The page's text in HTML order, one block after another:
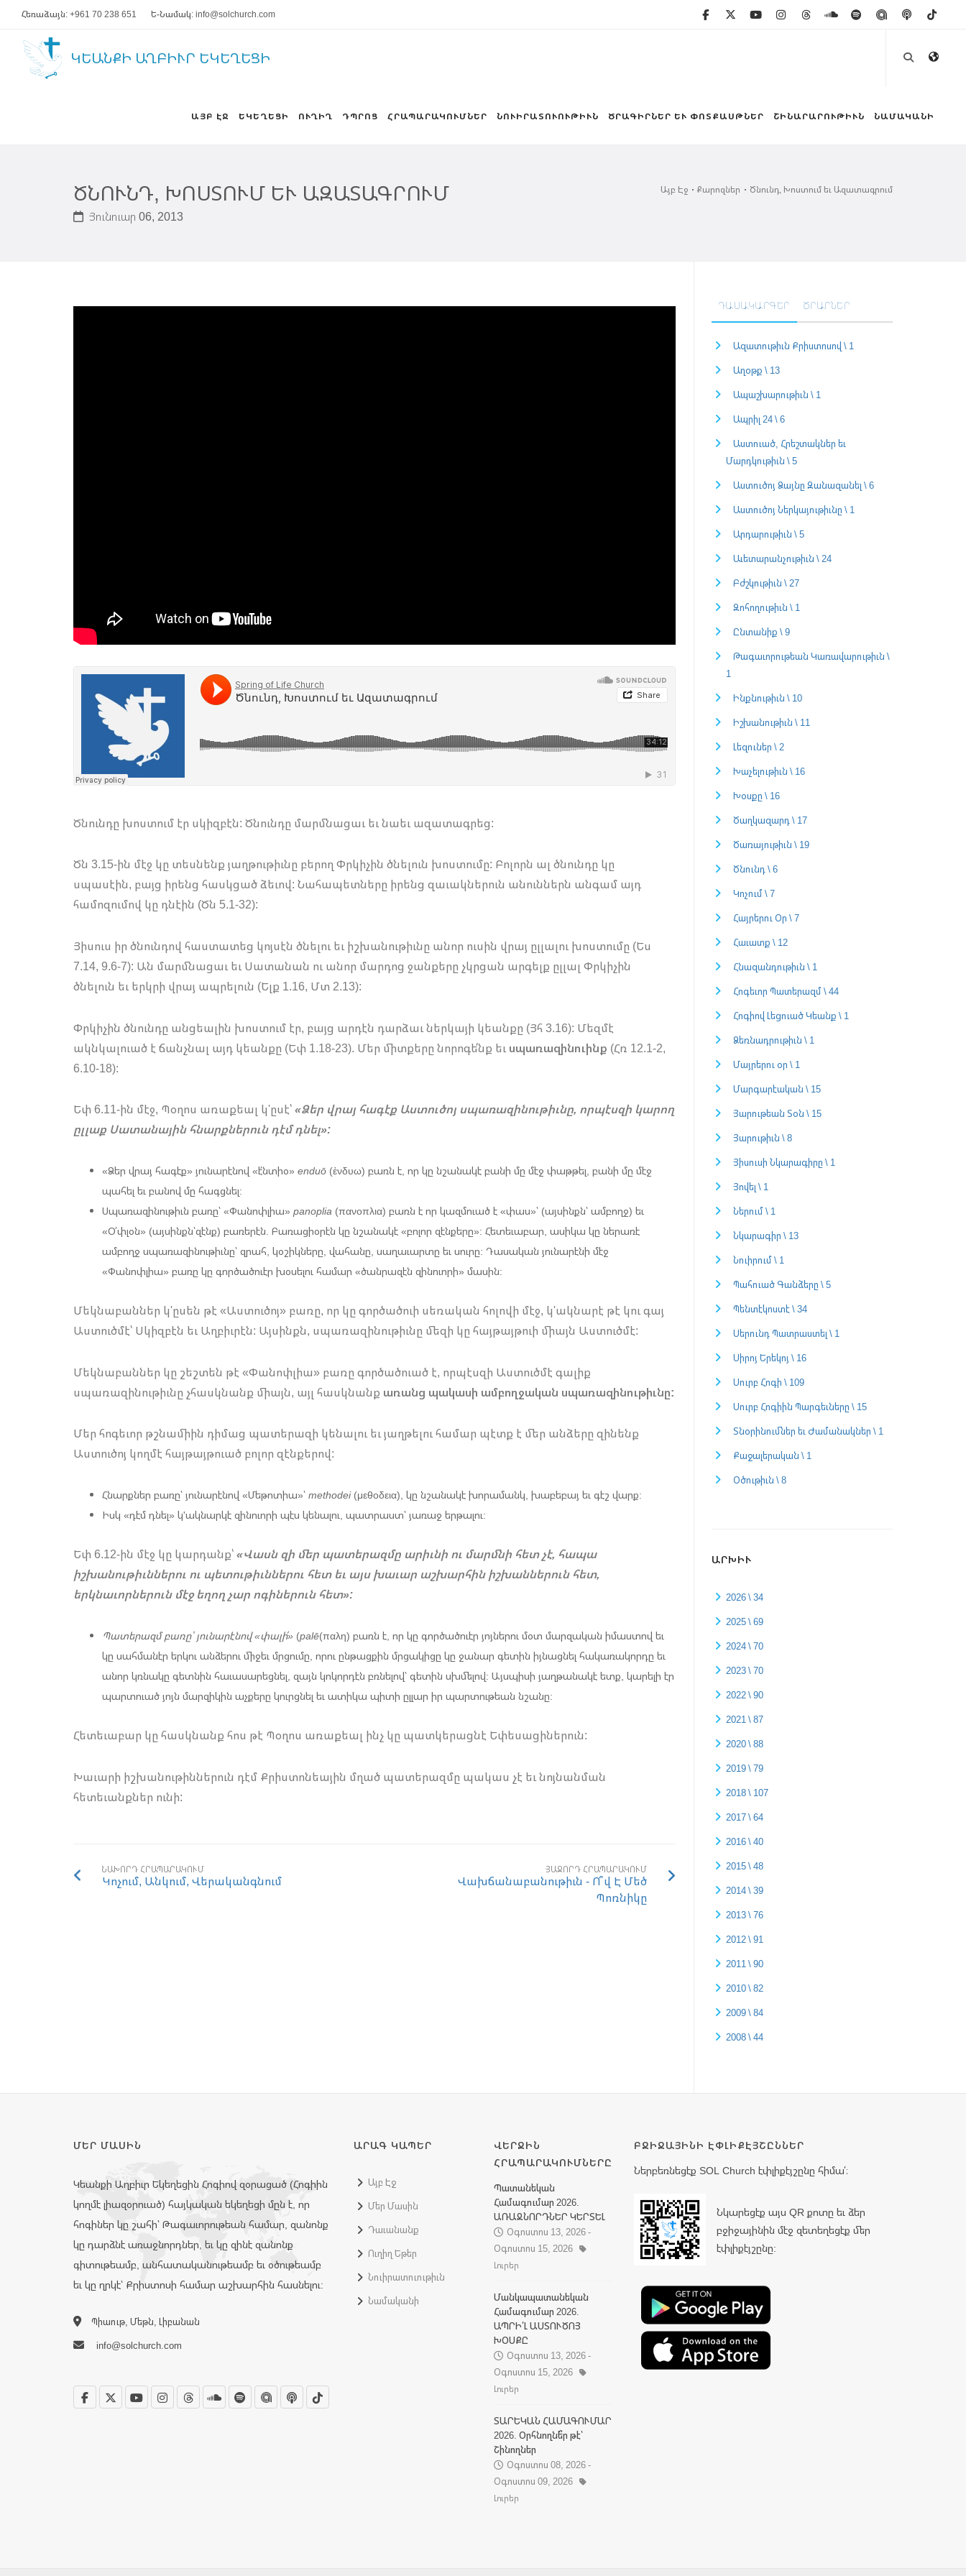
Հեռաձայն: +961 70 238 651 Ե-Նամակ: info@solchurch.com
ԿԵԱՆՔԻ ԱՂԲԻՒՐ ԵԿԵՂԵՑԻ
ԱՅԲ ԷՋ ԵԿԵՂԵՑԻ ՈՒՂԻՂ ԴՊՐՈՑ ՀՐԱՊԱՐԱԿՈՒՄՆԵՐ ՆՈՒԻՐԱՏՈՒՈՒԹԻՒՆ ԾՐԱԳԻՐՆԵՐ ԵՒ ՓՈՏՔԱՍԹՆԵՐ ՇԻՆԱՐԱՐՈՒԹԻՒՆ ՆԱՄԱԿԱՆԻ
Այբ Էջ Քարոզներ Ծնունդ, Խոստում եւ Ազատագրում
ԾՆՈՒՆԴ, ԽՈՍՏՈՒՄ ԵՒ ԱԶԱՏԱԳՐՈՒՄ
Յունուար 06, 2013
Ծնունդը խոստում էր սկիզբէն: Ծնունդը մարմնացաւ եւ նաեւ ազատագրեց:
Ծն 3.15-ին մէջ կը տեսնենք յաղթութիւնը բերող Փրկիչին ծնելուն խոստումը: Բոլորն ալ ծնունդը կը
սպասէին, բայց իրենց հասկցած ձեւով: Նահապետները իրենց զաւակներուն անուններն անգամ այդ
համոզումով կը դնէին (Ծն 5.1-32):
Յիսուս իր ծնունդով հաստատեց կոյսէն ծնելու եւ իշխանութիւնը անոր ուսին վրայ ըլլալու խոստումը (Ես
7.14, 9.6-7): Ան մարմնացաւ եւ Սատանան ու անոր մարդոց ջանքերը չկրցան արգելք ըլլալ Փրկիչին
ծնելուն եւ երկրի վրայ ապրելուն (Ելք 1.16, Մտ 2.13):
Փրկիչին ծնունդը անցեալին խոստում էր, բայց արդէն դարձաւ ներկայի կեանքը (Յհ 3.16): Մեզմէ
ակնկալուած է ճանչնալ այդ կեանքը (Եփ 1.18-23). Մեր միտքերը նորոգե՛նք եւսպառազինուինք (Հռ 12.1-2,
6.10-18):
Եփ 6.11-ին մէջ, Պօղոս առաքեալ կ'ըսէ՝«Ձեր վրայ հագէք Աստուծոյ սպառազինութիւնը, որպէսզի կարող
ըլլաք Սատանային հնարքներուն դէմ դնել»:
«Ձեր վրայ հագէք» յունարէնով «է՛նտիօ» enduō (ἐνδυω) բառն է, որ կը նշանակէ բանի մը մէջ փաթթել, բանի մը մէջ
պահել եւ բանով մը հագցնել:
Սպառազինութիւն բառը՝ «Փանոփլիա» panoplia (πανοπλια) բառն է որ կազմուած է «փաս»՝ (այսինքն՝ ամբողջ) եւ
«Օ՛փլօն» (այսինքն՝զէնք) բառերէն. Բառացիօրէն կը նշանակէ «բոլոր զէնքերը»: Հետեւաբար, ասիկա կը ներառէ
ամբողջ սպառազինութիւնը՝ զրահ, կօշիկները, վահանը, սաղաւարտը եւ սուրը: Դասական յունարէնի մէջ
«Փանոփլիա» բառը կը գործածուէր խօսելու համար «ծանրազէն զինուորի» մասին:
Մեկնաբաններ կ'ըսեն թէ «Աստուծոյ» բառը, որ կը գործածուի սեռական հոլովի մէջ, կ'ակնարէ թէ կու գայ
Աստուծմէ՝ Սկիզբէն եւ Աղբիւրէն: Այսինքն, սպառազինութիւնը մեզի կը հայթայթուի միայն Աստուծմէ:
Մեկնաբաններ կը շեշտեն թէ «Փանոփլիա» բառը գործածուած է, որպէսզի Աստուծմէ գալիք
սպառազինութիւնը չհասկնանք միայն, այլ հասկնանք առանց պակասի ամբողջական սպառազինութիւնը:
Մեր հոգեւոր թշնամիին դիմաց պատերազի կենալու եւ յաղթելու համար պէտք է մեր անձերը զինենք
Աստուծոյ կողմէ հայթայթուած բոլոր զէնքերով:
Հնարքներ բառը՝ յունարէնով «Մեթոտիա»՝ methodei(μεθοδεια), կը նշանակէ խորամանկ, խաբեբայ եւ գէշ վարք:
Իսկ «դէմ դնել» կ'ակնարկէ զինուորի պէս կենալու, պատրաստ՝ յառաջ երթալու:
Եփ 6.12-ին մէջ կը կարդանք՝«Վասն զի մեր պատերազմը արիւնի ու մարմնի հետ չէ, հապա
իշխանութիւններու ու պետութիւններու հետ եւ այս խաւար աշխարհին իշխաններուն հետ,
երկնաւորներուն մէջ եղող չար ոգիներուն հետ»:
Պատերազմ բառը՝ յունարէնով «փալի՛» (palē(παλη) բառն է, որ կը գործածուէր յոյներու մօտ մարզական իմաստով եւ
կը սահմանէր երկու անձերու միջեւ մրցումը, որու ընթացքին մրցակիցը կը ջանար գետին իյնացնել հակառակորդը եւ
անոր կռնակը գետնին հաւասարեցնել, զայն կոկորդէն բռնելով՝ գետին սխմելով: Այսպիսի յաղթանակէ ետք, կարելի էր
պարտուած յոյն մարզիկին աչքերը կուրցնել եւ ատիկա պիտի ըլլար իր պարտութեան նշանը:
Հետեւաբար կը հասկնանք հոս թէ Պօղոս առաքեալ ինչ կը պատկերացնէ Եփեսացիներուն:
Խաւարի իշխանութիններուն դէմ Քրիստոնեային մղած պատերազմը պակաս չէ եւ նոյնանման
հետեւանքներ ունի:
ՆԱԽՈՐԴ ՀՐԱՊԱՐԱԿՈՒՄ
Կոչում, Անկում, Վերականգնում
ՅԱՋՈՐԴ ՀՐԱՊԱՐԱԿՈՒՄ
Վախճանաբանութիւն - Ո՞վ Է Մեծ
Պոռնիկը
ԴԱՍԱԿԱՐԳԵՐ ԾՐԱՐՆԵՐ
Ազատութիւն Քրիստոսով \ 1
Աղօթք \ 13
Ապաշխարութիւն \ 1
Ապրիլ 24 \ 6
Աստուած, Հրեշտակներ եւ
Մարդկութիւն \ 5
Աստուծոյ Ձայնը Զանազանել \ 6
Աստուծոյ Ներկայութիւնը \ 1
Արդարութիւն \ 5
Աւետարանչութիւն \ 24
Բժշկութիւն \ 27
Զոհողութիւն \ 1
Ընտանիք \ 9
Թագաւորութեան Կառավարութիւն \
1
Ինքնութիւն \ 10
Իշխանութիւն \ 11
Լեզուներ \ 2
Խաչելութիւն \ 16
Խօսքը \ 16
Ծաղկազարդ \ 17
Ծառայութիւն \ 19
Ծնունդ \ 6
Կոչում \ 7
Հայրերու Օր \ 7
Հաւատք \ 12
Հնազանդութիւն \ 1
Հոգեւոր Պատերազմ \ 44
Հոգիով Լեցուած Կեանք \ 1
Ձեռնադրութիւն \ 1
Մայրերու օր \ 1
Մարգարէական \ 15
Յարութեան Տօն \ 15
Յարութիւն \ 8
Յիսուսի Նկարագիրը \ 1
Յովել \ 1
Ներում \ 1
Նկարագիր \ 13
Նուիրում \ 1
Պահուած Գանձերը \ 5
Պենտէկոստէ \ 34
Սերունդ Պատրաստել \ 1
Սիրոյ Երեկոյ \ 16
Սուրբ Հոգի \ 109
Սուրբ Հոգիին Պարգեւները \ 15
Տնօրինումներ եւ Ժամանակներ \ 1
Քաջալերական \ 1
Օծութիւն \ 8
ԱՐԽԻՒ
2026 \ 34
2025 \ 69
2024 \ 70
2023 \ 70
2022 \ 90
2021 \ 87
2020 \ 88
2019 \ 79
2018 \ 107
2017 \ 64
2016 \ 40
2015 \ 48
2014 \ 39
2013 \ 76
2012 \ 91
2011 \ 90
2010 \ 82
2009 \ 84
2008 \ 44
ՄԵՐ ՄԱՍԻՆ
Կեանքի Աղբիւր Եկեղեցին Հոգիով զօրացած (Հոգիին
կողմէ լիազօրուած) հայկական եկեղեցի մըն է, որ
հոգիներ կը շահի՝ Թագաւորութեան համար, զանոնք
կը դարձնէ առաջնորդներ, եւ կը զինէ զանոնք
գիտութեամբ, անհատականութեամբ եւ օծութեամբ
եւ կը ղրկէ՝ Քրիստոսի համար աշխարհին հասնելու:
Պիաութ, Մեթն, Լիբանան
info@solchurch.com
ԱՐԱԳ ԿԱՊԵՐ
Այբ Էջ
Մեր Մասին
Դաւանանք
Ուղիղ Եթեր
Նուիրատուութիւն
Նամականի
ՎԵՐՋԻՆ
ՀՐԱՊԱՐԱԿՈՒՄՆԵՐԸ
Պատանեկան
Համագումար 2026.
ԱՌԱՋՆՈՐԴՆԵՐ ԿԵՐՏԵԼ
Օգոստոս 13, 2026 -
Օգոստոս 15, 2026
Լուրեր
Մանկապատանեկան
Համագումար 2026.
ԱՊՐԻ՛Լ ԱՍՏՈՒԾՈՅ
ԽՕՍՔԸ
Օգոստոս 13, 2026 -
Օգոստոս 15, 2026
Լուրեր
ՏԱՐԵԿԱՆ ՀԱՄԱԳՈՒՄԱՐ
2026. Օրհնողնե՞ր թէ՝
Շինողներ
Օգոստոս 08, 2026 -
Օգոստոս 09, 2026
Լուրեր
ԲՋԻՋԱՅԻՆԻ ԷՓԼԻՔԷՅՇԸՆՆԵՐ
Ներբեռնեցէք SOL Church էփլիքէյշընը հիմա՛։
Նկարեցէք այս QR քոտը եւ ձեր
բջիջայինին մէջ զետեղեցէք մեր
էփլիքէյշընը: